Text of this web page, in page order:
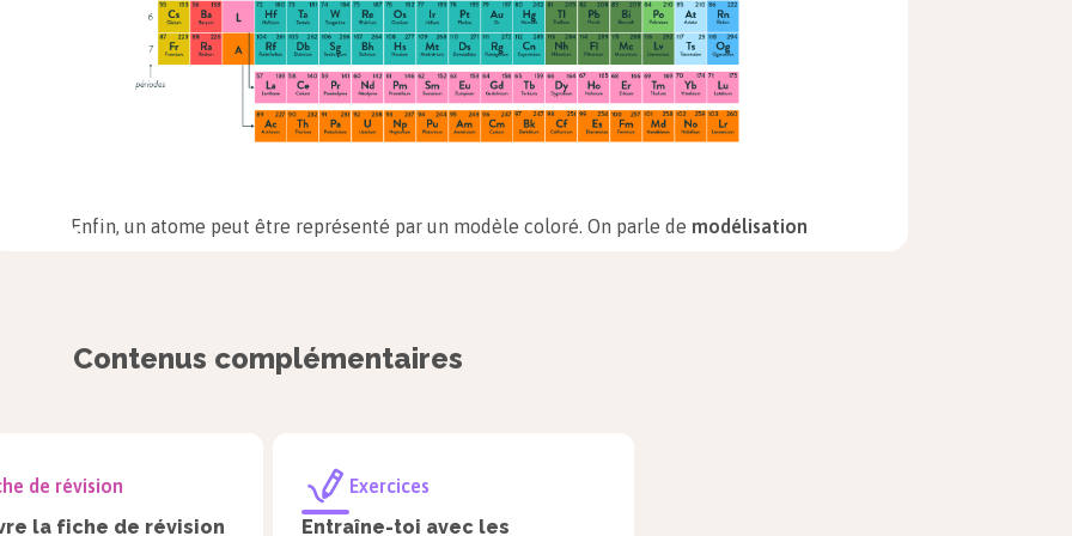
Enfin, un atome peut être représenté par un modèle coloré. On parle de modélisation
Voici les trois principaux atomes à connaître.
l'atome
Hydrogène
Contenus complémentaires
de révision
la fiche de révision
Exercices
Entraîne-toi avec les